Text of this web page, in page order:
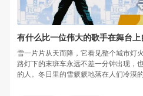
有什么比一位伟大的歌手在舞台上
雪一片片从天而降，它看见整个城市灯
路灯下的末班车永远不差一分钟出现，
的人。冬日里的雪簌簌地落在人们冷漠